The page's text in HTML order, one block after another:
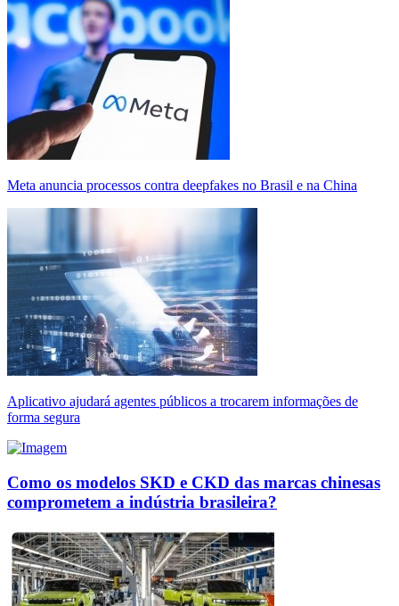
Meta anuncia processos contra deepfakes no Brasil e na China
Aplicativo ajudará agentes públicos a trocarem informações de
forma segura
Como os modelos SKD e CKD das marcas chinesas
comprometem a indústria brasileira?